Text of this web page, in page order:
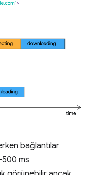
bağlantılar
ms